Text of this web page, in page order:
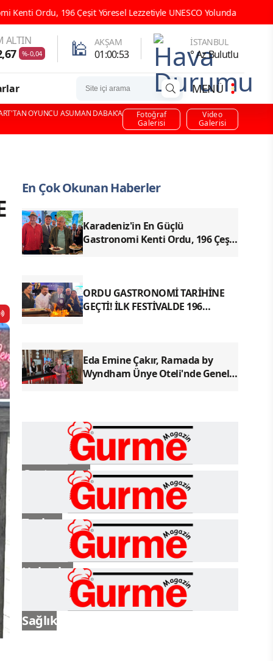
UNESCO Yolunda Emin Adımlarla İlerliyor ORDU
ALTIN
%-0,04 🕌 AKŞAM
01:00:51
İSTANBUL
° Az Bulutlu
MENÜ
OYUNCU ASUMAN DABAK'A
Fotoğraf
Galerisi
Video
Galerisi
En Çok Okunan Haberler
Karadeniz'in En Güçlü
Gastronomi Kenti Ordu, 196 Çeşit
ORDU GASTRONOMİ TARİHİNE
GEÇTİ! İLK FESTİVALDE 196
Eda Emine Çakır, Ramada by
Wyndham Ünye Oteli'nde Genel
Gastronomi
Turizm
Haberler
Sağlık